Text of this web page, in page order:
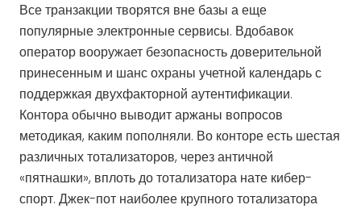
Все транзакции творятся вне базы а еще
популярные электронные сервисы. Вдобавок
оператор вооружает безопасность доверительной
принесенным и шанс охраны учетной календарь с
поддержкая двухфакторной аутентификации.
Контора обычно выводит аржаны вопросов
методикая, каким пополняли. Во конторе есть шестая
различных тотализаторов, через античной
«пятнашки», вплоть до тотализатора нате кибер-
спорт. Джек-пот наиболее крупного тотализатора